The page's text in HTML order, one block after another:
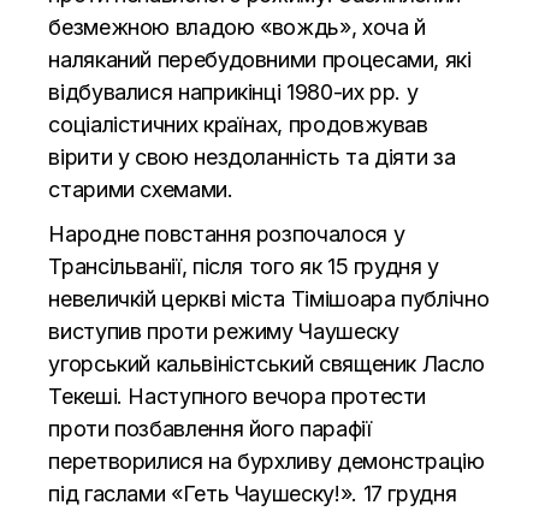
безмежною владою «вождь», хоча й
наляканий перебудовними процесами, які
відбувалися наприкінці 1980-их рр. у
соціалістичних країнах, продовжував
вірити у свою нездоланність та діяти за
старими схемами.
Народне повстання розпочалося у
Трансільванії, після того як 15 грудня у
невеличкій церкві міста Тімішоара публічно
виступив проти режиму Чаушеску
угорський кальвіністський священик Ласло
Текеші. Наступного вечора протести
проти позбавлення його парафії
перетворилися на бурхливу демонстрацію
під гаслами «Геть Чаушеску!». 17 грудня